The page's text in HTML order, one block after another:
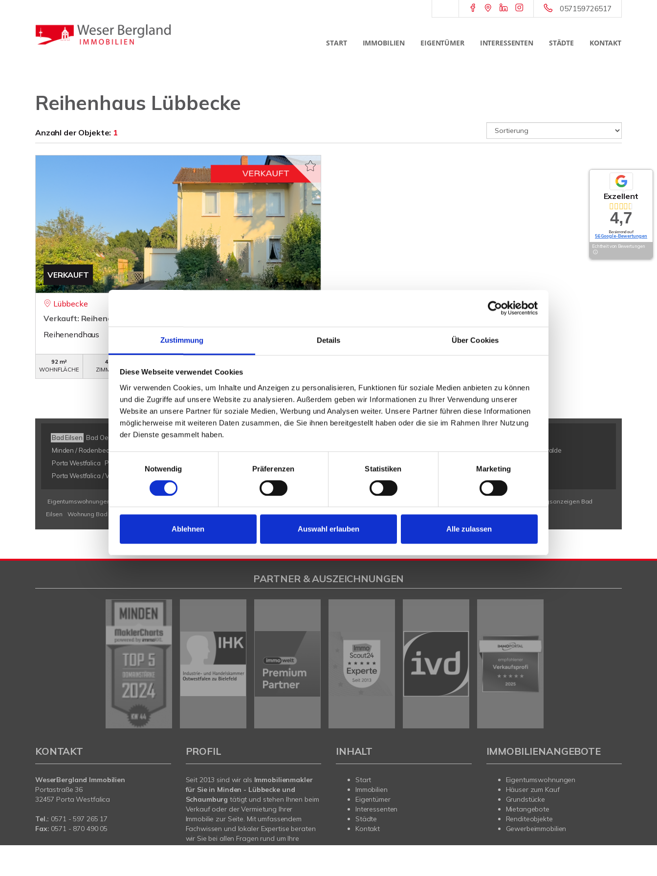
Zustimmung Details Über Cookies
Diese Webseite verwendet Cookies
Wir verwenden Cookies, um Inhalte und Anzeigen zu personalisieren, Funktionen für soziale Medien anbieten zu können
und die Zugriffe auf unsere Website zu analysieren. Außerdem geben wir Informationen zu Ihrer Verwendung unserer
Website an unsere Partner für soziale Medien, Werbung und Analysen weiter. Unsere Partner führen diese Informationen
möglicherweise mit weiteren Daten zusammen, die Sie ihnen bereitgestellt haben oder die sie im Rahmen Ihrer Nutzung
der Dienste gesammelt haben.
Notwendig
Präferenzen Statistiken Marketing
Ablehnen Auswahl erlauben Alle zulassen
057159726517
START IMMOBILIEN EIGENTÜMER INTERESSENTEN STÄDTE KONTAKT
Reihenhaus Lübbecke
Anzahl der Objekte: 1
VERKAUFT
Lübbecke
Verkauft: Reihenendhaus in zentraler Lage
Reihenendhaus
92 m²
WOHNFLÄCHE
4
ZIMMER
OBJEKTNUMMER
Bad Eilsen Bad Oeynhausen Bad Salzuflen Bückeburg Heeßen
Minden / Rodenbeck Minden Kutenhausen Obernkirchen Petershagen Petershagen / Bierde Petershagen / Döhren Petershagen / Eldagsen Petershagen / Friedewalde
Porta Westfalica
Porta Westfalica / Barkhausen
Porta Westfalica / Veltheim
Porta Westfalica / Vennebeck
Eigentumswohnungen Bad Eilsen
Wohnungsanzeigen Bad
Eilsen
Wohnung Bad Eilsen kaufen Bad Eilsen Immobilie Bad Eilsen Immobilien Bad Eilsen Immobilienkauf Bad Eilsen
Exzellent
4,7
Basierend auf
56 Google-Bewertungen
Echtheit von Bewertungen
PARTNER & AUSZEICHNUNGEN
KONTAKT
WeserBergland Immobilien
Portastraße 36
32457 Porta Westfalica
Tel.: 0571 - 597 265 17
Fax: 0571 - 870 490 05
E-Mail: info@wb-immobilien.de
PROFIL
Seit 2013 sind wir als Immobilienmakler
für Sie in Minden - Lübbecke und
Schaumburgtätigt und stehen Ihnen beim
Verkauf oder der Vermietung Ihrer
Immobilie zur Seite. Mit umfassendem
Fachwissen und lokaler Expertise beraten
wir Sie bei allen Fragen rund um Ihre
Immobilie.Sprechen Sie uns an - wir sind
INHALT
Start
Immobilien
Eigentümer
Interessenten
Städte
Kontakt
IMMOBILIENANGEBOTE
Eigentumswohnungen
Häuser zum Kauf
Grundstücke
Mietangebote
Renditeobjekte
Gewerbeimmobilien